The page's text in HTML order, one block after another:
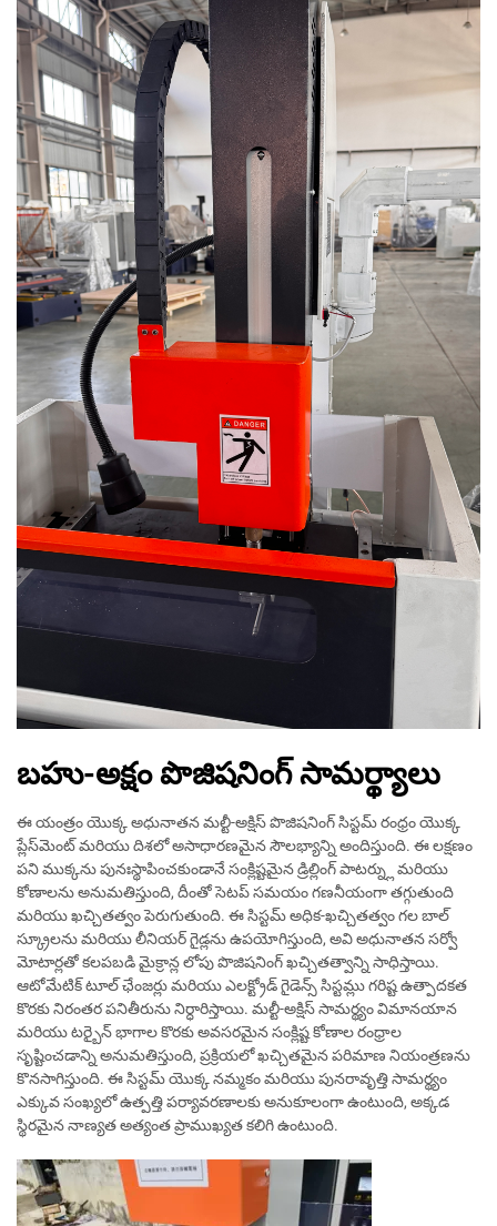
బహు-అక్షం పొజిషనింగ్ సామర్థ్యాలు
ఈ యంత్రం యొక్క అధునాతన మల్టీ-అక్షిస్ పొజిషనింగ్ సిస్టమ్ రంధ్రం యొక్క
ప్లేస్‌మెంట్ మరియు దిశలో అసాధారణమైన సౌలభ్యాన్ని అందిస్తుంది. ఈ లక్షణం
పని ముక్కను పునఃస్థాపించకుండానే సంక్లిష్టమైన డ్రిల్లింగ్ పాటర్న్లు మరియు
కోణాలను అనుమతిస్తుంది, దీంతో సెటప్ సమయం గణనీయంగా తగ్గుతుంది
మరియు ఖచ్చితత్వం పెరుగుతుంది. ఈ సిస్టమ్ అధిక-ఖచ్చితత్వం గల బాల్
స్క్రూలను మరియు లీనియర్ గైడ్లను ఉపయోగిస్తుంది, అవి అధునాతన సర్వో
మోటార్లతో కలపబడి మైక్రాన్ల లోపు పొజిషనింగ్ ఖచ్చితత్వాన్ని సాధిస్తాయి.
ఆటోమేటిక్ టూల్ ఛేంజర్లు మరియు ఎలక్ట్రోడ్ గైడెన్స్ సిస్టమ్లు గరిష్ట ఉత్పాదకత
కొరకు నిరంతర పనితీరును నిర్ధారిస్తాయి. మల్టీ-అక్షిస్ సామర్థ్యం విమానయాన
మరియు టర్బైన్ భాగాల కొరకు అవసరమైన సంక్లిష్ట కోణాల రంధ్రాల
సృష్టించడాన్ని అనుమతిస్తుంది, ప్రక్రియలో ఖచ్చితమైన పరిమాణ నియంత్రణను
కొనసాగిస్తుంది. ఈ సిస్టమ్ యొక్క నమ్మకం మరియు పునరావృత్తి సామర్థ్యం
ఎక్కువ సంఖ్యలో ఉత్పత్తి పర్యావరణాలకు అనుకూలంగా ఉంటుంది, అక్కడ
స్థిరమైన నాణ్యత అత్యంత ప్రాముఖ్యత కలిగి ఉంటుంది.